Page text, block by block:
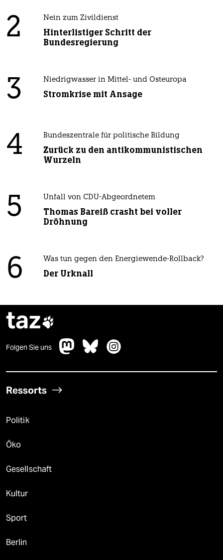
2 Nein zum Zivildienst
Hinterlistiger Schritt der
Bundesregierung
3 Niedrigwasser in Mittel- und Osteuropa
Stromkrise mit Ansage
4 Bundeszentrale für politische Bildung
Zurück zu den antikommunistischen
Wurzeln
5 Unfall von CDU-Abgeordnetem
Thomas Bareiß crasht bei voller
Dröhnung
6 Was tun gegen den Energiewende-Rollback?
Der Urknall
taz
Folgen Sie uns
Ressorts
Politik
Öko
Gesellschaft
Kultur
Sport
Berlin